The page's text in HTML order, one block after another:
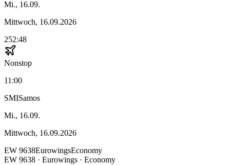
Mi., 16.09.
Mittwoch, 16.09.2026
252:48
Nonstop
11:00
SMISamos
Mi., 16.09.
Mittwoch, 16.09.2026
EW 9638EurowingsEconomy
EW 9638 · Eurowings · Economy